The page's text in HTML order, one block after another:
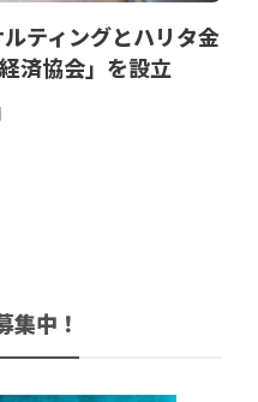
ティングとハリタ金
済協会」を設立
集中！